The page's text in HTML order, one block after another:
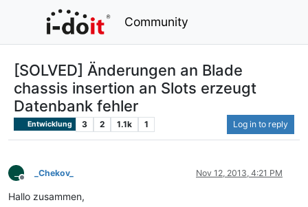
Community
[SOLVED] Änderungen an Blade
chassis insertion an Slots erzeugt
Datenbank fehler
Entwicklung 3 2 1.1k 1 Log in to reply
Offline
_Chekov_ Nov 12, 2013, 4:21 PM
Hallo zusammen,